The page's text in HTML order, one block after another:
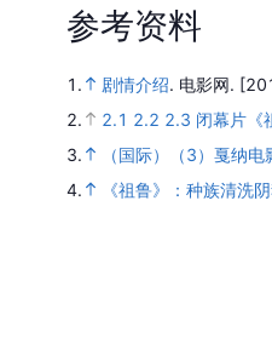
参考资料
1. 剧情介绍. 电影网.
2.
2.1 2.2 2.3 闭幕片《
3.
（国际）（3）戛纳
4.
《祖鲁》：种族清洗